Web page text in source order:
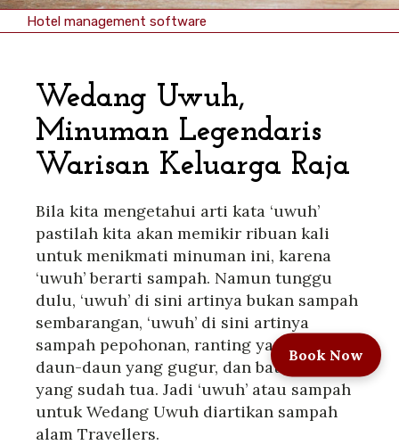
Book Now
Hotel management software
Wedang Uwuh,
Minuman Legendaris
Warisan Keluarga Raja
Bila kita mengetahui arti kata ‘uwuh’
pastilah kita akan memikir ribuan kali
untuk menikmati minuman ini, karena
‘uwuh’ berarti sampah. Namun tunggu
dulu, ‘uwuh’ di sini artinya bukan sampah
sembarangan, ‘uwuh’ di sini artinya
sampah pepohonan, ranting yang kering,
daun-daun yang gugur, dan batang pohon
yang sudah tua. Jadi ‘uwuh’ atau sampah
untuk Wedang Uwuh diartikan sampah
alam Travellers.